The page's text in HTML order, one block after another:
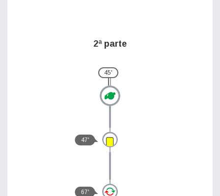
2ª parte
45'
47'
67'